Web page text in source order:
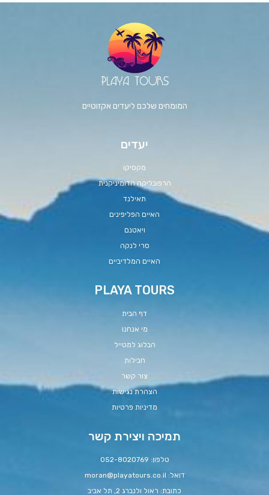
המומחים שלכם ליעדים אקזוטיים
יעדים
מקסיקו
הרפובליקה הדומיניקנית
תאילנד
האיים הפליפינים
ויאטנם
סרי לנקה
האיים המלדיביים
PLAYA TOURS
דף הבית
מי אנחנו
הבלוג למטייל
חבילות
צור קשר
הצהרת נגישות
מדיניות פרטיות
תמיכה ויצירת קשר
טלפון: 052-8020769
דואל: moran@playatours.co.il
כתובת: ראול ולנברג 2, תל אביב